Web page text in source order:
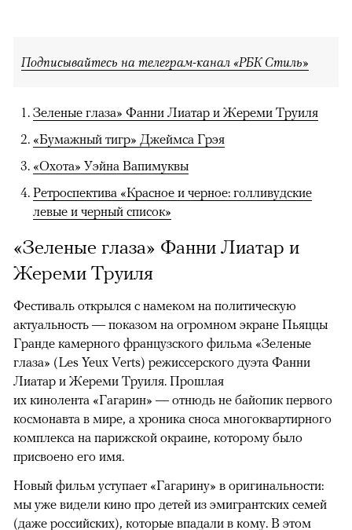
Подписывайтесь на телеграм-канал «РБК Стиль»
Зеленые глаза» Фанни Лиатар и Жереми Труиля
«Бумажный тигр» Джеймса Грэя
«Охота» Уэйна Вапимуквы
Ретроспектива «Красное и черное: голливудские
левые и черный список»
«Зеленые глаза» Фанни Лиатар и
Жереми Труиля
Фестиваль открылся с намеком на политическую
актуальность — показом на огромном экране Пьяццы
Гранде камерного французского фильма «Зеленые
глаза» (Les Yeux Verts) режиссерского дуэта Фанни
Лиатар и Жереми Труиля. Прошлая
их кинолента «Гагарин» — отнюдь не байопик первого
космонавта в мире, а хроника сноса многоквартирного
комплекса на парижской окраине, которому было
присвоено его имя.
Новый фильм уступает «Гагарину» в оригинальности:
мы уже видели кино про детей из эмигрантских семей
(даже российских), которые впадали в кому. В этом